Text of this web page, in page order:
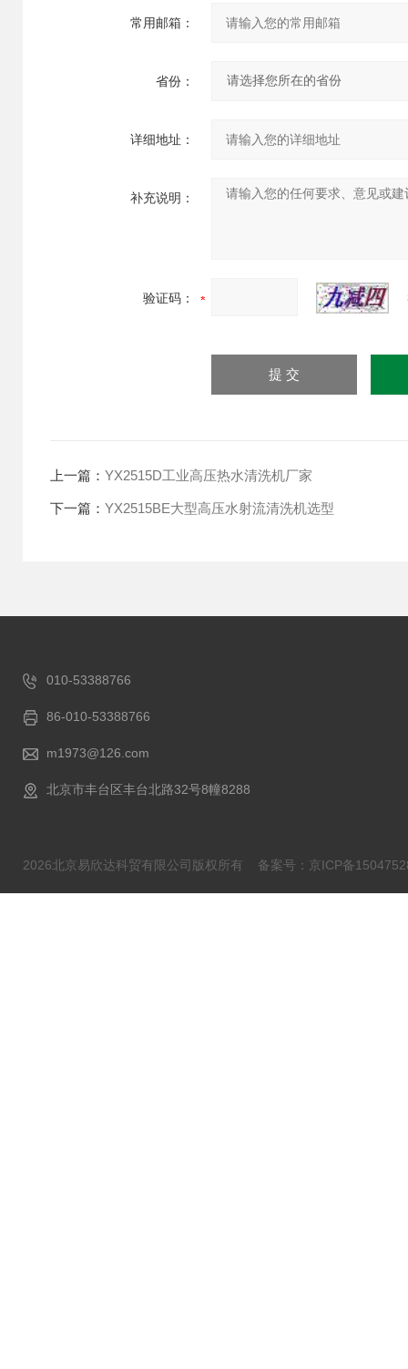
常用邮箱：
省份：
详细地址：
补充说明：
验证码：
上一篇： YX2515D工业高压热水清洗机厂家
下一篇： YX2515BE大型高压水射流清洗机选型
010-53388766
86-010-53388766
m1973@126.com
北京市丰台区丰台北路32号8幢8288
2026北京易欣达科贸有限公司版权所有 备案号：京ICP备